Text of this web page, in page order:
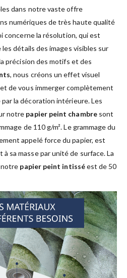
dans notre vaste offre
numériques de très haute qualité
concerne la résolution, qui est
détails des images visibles sur
précision des motifs et des
, nous créons un effet visuel
de vous immerger complètement
la décoration intérieure. Les
notre papier peint chambresont
de 110 g/m². Le grammage du
appelé force du papier, est
sa masse par unité de surface. La
notre papier peint intisséest de 50